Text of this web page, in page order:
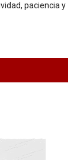
paciencia y